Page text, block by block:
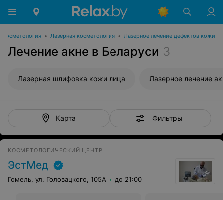
Косметология • Лазерная косметология • Лазерное лечение дефектов кожи
Лечение акне в Беларуси 3
Лазерная шлифовка кожи лица Лазерное лечение
Карта Фильтры
КОСМЕТОЛОГИЧЕСКИЙ ЦЕНТР
ЭстМед
Гомель, ул. Головацкого, 105А до 21:00